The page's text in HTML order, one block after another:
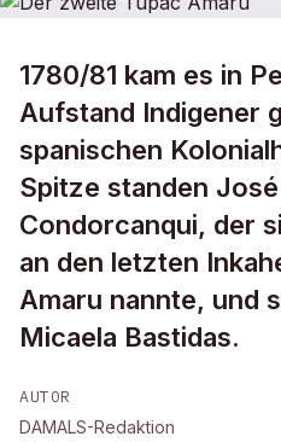
DAMALS Plus GESCHICHTE &
Der zweite Túpac
1780/81 kam es in
Aufstand Indigener
spanischen
Spitze standen
Condorcanqui, der
an den letzten
Amaru nannte, und
Micaela Bastidas.
AUTOR
DAMALS-Redaktion